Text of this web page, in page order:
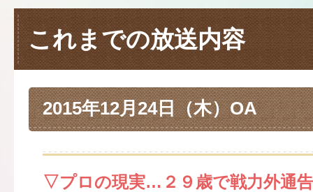
これまでの放送内容
2015年12月24日（木）OA
▽プロの現実…２９歳で戦力外通